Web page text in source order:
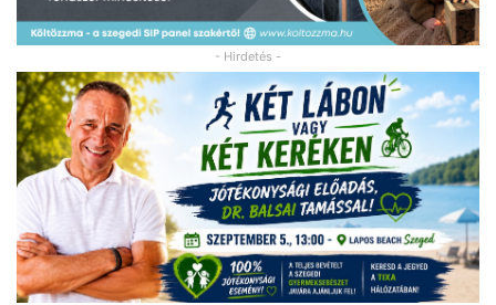
- Hirdetés -